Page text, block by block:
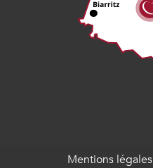
Mentions légales